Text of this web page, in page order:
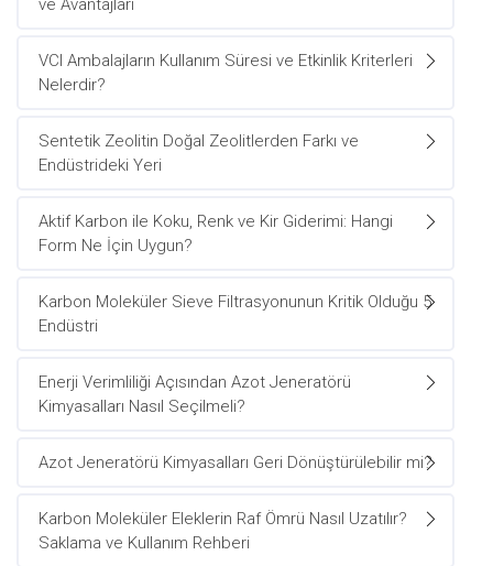
ve Avantajları
VCI Ambalajların Kullanım Süresi ve Etkinlik Kriterleri
Nelerdir?
Sentetik Zeolitin Doğal Zeolitlerden Farkı ve
Endüstrideki Yeri
Aktif Karbon ile Koku, Renk ve Kir Giderimi: Hangi
Form Ne İçin Uygun?
Karbon Moleküler Sieve Filtrasyonunun Kritik Olduğu 5
Endüstri
Enerji Verimliliği Açısından Azot Jeneratörü
Kimyasalları Nasıl Seçilmeli?
Azot Jeneratörü Kimyasalları Geri Dönüştürülebilir mi?
Karbon Moleküler Eleklerin Raf Ömrü Nasıl Uzatılır?
Saklama ve Kullanım Rehberi